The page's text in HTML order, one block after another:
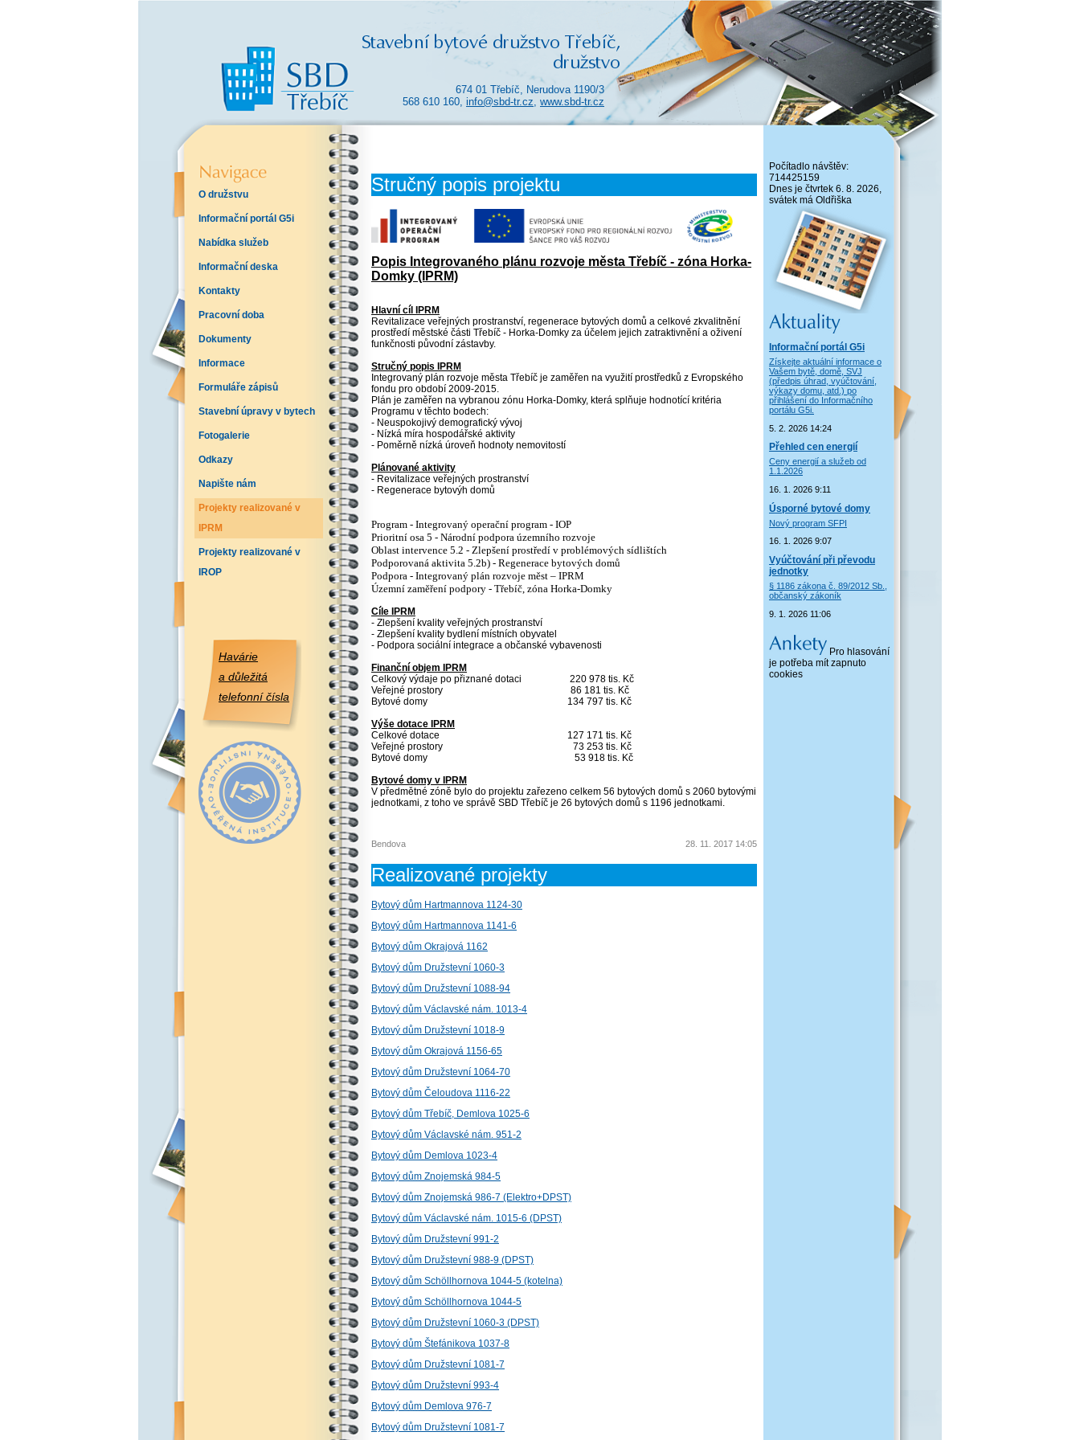
674 01 Třebíč, Nerudova 1190/3
568 610 160, info@sbd-tr.cz, www.sbd-tr.cz
O družstvu
Informační portál G5i
Nabídka služeb
Informační deska
Kontakty
Pracovní doba
Dokumenty
Informace
Formuláře zápisů
Stavební úpravy v bytech
Fotogalerie
Odkazy
Napište nám
Projekty realizované v
IPRM
Projekty realizované v
IROP
Havárie
a důležitá
telefonní čísla
Počítadlo návštěv:
714425159
Dnes je čtvrtek 6. 8. 2026,
svátek má Oldřiška
Informační portál G5i
Získejte aktuální informace o
Vašem bytě, domě, SVJ
(předpis úhrad, vyúčtování,
výkazy domu, atd.) po
přihlášení do Informačního
portálu G5i.
5. 2. 2026 14:24
Přehled cen energií
Ceny energií a služeb od
1.1.2026
16. 1. 2026 9:11
Úsporné bytové domy
Nový program SFPI
16. 1. 2026 9:07
Vyúčtování při převodu
jednotky
§ 1186 zákona č. 89/2012 Sb.,
občanský zákoník
9. 1. 2026 11:06
Pro hlasování
je potřeba mít zapnuto
cookies
Stručný popis projektu
Popis Integrovaného plánu rozvoje města Třebíč - zóna Horka-
Domky (IPRM)
Hlavní cíl IPRM
Revitalizace veřejných prostranství, regenerace bytových domů a celkové zkvalitnění
prostředí městské části Třebíč - Horka-Domky za účelem jejich zatraktivnění a oživení
funkčnosti původní zástavby.
Stručný popis IPRM
Integrovaný plán rozvoje města Třebíč je zaměřen na využití prostředků z Evropského
fondu pro období 2009-2015.
Plán je zaměřen na vybranou zónu Horka-Domky, která splňuje hodnotící kritéria
Programu v těchto bodech:
- Neuspokojivý demografický vývoj
- Nízká míra hospodářské aktivity
- Poměrně nízká úroveň hodnoty nemovitostí
Plánované aktivity
- Revitalizace veřejných prostranství
- Regenerace bytovýh domů
Program - Integrovaný operační program - IOP
Prioritní osa 5 - Národní podpora územního rozvoje
Oblast intervence 5.2 - Zlepšení prostředí v problémových sídlištích
Podporovaná aktivita 5.2b) - Regenerace bytových domů
Podpora - Integrovaný plán rozvoje měst – IPRM
Územní zaměření podpory - Třebíč, zóna Horka-Domky
Cíle IPRM
- Zlepšení kvality veřejných prostranství
- Zlepšení kvality bydlení místních obyvatel
- Podpora sociální integrace a občanské vybavenosti
Finanční objem IPRM
Celkový výdaje po přiznané dotaci 220 978 tis. Kč
Veřejné prostory 86 181 tis. Kč
Bytové domy 134 797 tis. Kč
Výše dotace IPRM
Celkové dotace 127 171 tis. Kč
Veřejné prostory 73 253 tis. Kč
Bytové domy 53 918 tis. Kč
Bytové domy v IPRM
V předmětné zóně bylo do projektu zařezeno celkem 56 bytových domů s 2060 bytovými
jednotkami, z toho ve správě SBD Třebíč je 26 bytových domů s 1196 jednotkami.
Bendova 28. 11. 2017 14:05
Realizované projekty
Bytový dům Hartmannova 1124-30
Bytový dům Hartmannova 1141-6
Bytový dům Okrajová 1162
Bytový dům Družstevní 1060-3
Bytový dům Družstevní 1088-94
Bytový dům Václavské nám. 1013-4
Bytový dům Družstevní 1018-9
Bytový dům Okrajová 1156-65
Bytový dům Družstevní 1064-70
Bytový dům Čeloudova 1116-22
Bytový dům Třebíč, Demlova 1025-6
Bytový dům Václavské nám. 951-2
Bytový dům Demlova 1023-4
Bytový dům Znojemská 984-5
Bytový dům Znojemská 986-7 (Elektro+DPST)
Bytový dům Václavské nám. 1015-6 (DPST)
Bytový dům Družstevní 991-2
Bytový dům Družstevní 988-9 (DPST)
Bytový dům Schöllhornova 1044-5 (kotelna)
Bytový dům Schöllhornova 1044-5
Bytový dům Družstevní 1060-3 (DPST)
Bytový dům Štefánikova 1037-8
Bytový dům Družstevní 1081-7
Bytový dům Družstevní 993-4
Bytový dům Demlova 976-7
Bytový dům Družstevní 1081-7